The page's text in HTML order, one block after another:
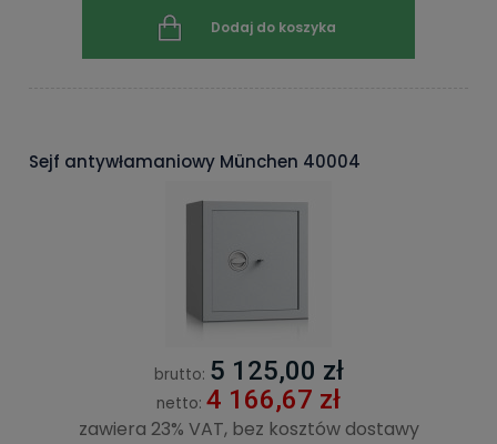
Dodaj do koszyka
Sejf antywłamaniowy München 40004
brutto: 5 125,00 zł
netto: 4 166,67 zł
zawiera 23% VAT, bez kosztów dostawy